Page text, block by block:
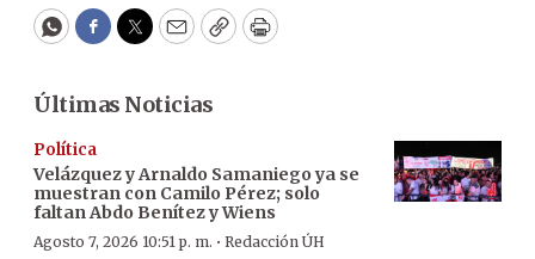
WhatsApp
Facebook
Twitter
EmailCopyPrint
Últimas Noticias
Política
Velázquez y Arnaldo Samaniego ya se
muestran con Camilo Pérez; solo
faltan Abdo Benítez y Wiens
Agosto 7, 2026 10:51 p. m. · Redacción ÚH